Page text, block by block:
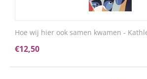
Hoe wij hier ook samen kwamen -
€12,50